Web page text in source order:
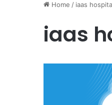
Home / iaas
iaas